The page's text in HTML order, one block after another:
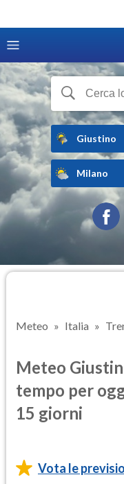
Giustino
Milano
Meteo Italia
Meteo
tempo per
15 giorni
Vota le